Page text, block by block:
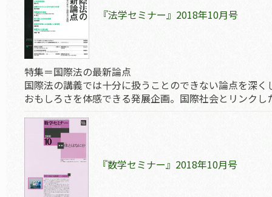
『法学セミナー』2018年10月号
特集＝国際法の最新論点
国際法の講義では十分に扱うことのできない論点を深
おもしろさを体感できる発展企画。国際社会とリンクし
『数学セミナー』2018年10月号